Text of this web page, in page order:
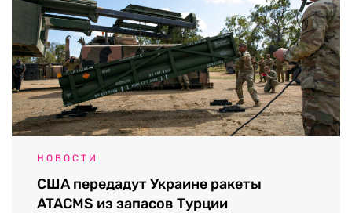
НОВОСТИ
США передадут Украине ракеты
ATACMS из запасов Турции